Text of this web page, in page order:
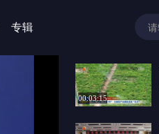
专辑
00:03:15